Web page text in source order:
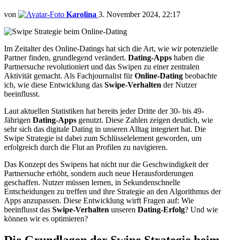
von Karolina 3. November 2024, 22:17
Im Zeitalter des Online-Datings hat sich die Art, wie wir potenzielle
Partner finden, grundlegend verändert. Dating-Apps haben die
Partnersuche revolutioniert und das Swipen zu einer zentralen
Aktivität gemacht. Als Fachjournalist fürOnline-Dating beobachte
ich, wie diese Entwicklung das Swipe-Verhalten der Nutzer
beeinflusst.
Laut aktuellen Statistiken hat bereits jeder Dritte der 30- bis 49-
Jährigen Dating-Apps genutzt. Diese Zahlen zeigen deutlich, wie
sehr sich das digitale Dating in unseren Alltag integriert hat. Die
Swipe Strategie ist dabei zum Schlüsselelement geworden, um
erfolgreich durch die Flut an Profilen zu navigieren.
Das Konzept des Swipens hat nicht nur die Geschwindigkeit der
Partnersuche erhöht, sondern auch neue Herausforderungen
geschaffen. Nutzer müssen lernen, in Sekundenschnelle
Entscheidungen zu treffen und ihre Strategie an den Algorithmus der
Apps anzupassen. Diese Entwicklung wirft Fragen auf: Wie
beeinflusst das Swipe-Verhalten unseren Dating-Erfolg? Und wie
können wir es optimieren?